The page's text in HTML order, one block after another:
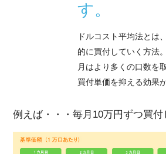
す。
ドルコスト平均法とは
的に買付していく方法
月はより多くの口数を
買付単価を抑える効果
例えば・・・毎月10万円ずつ買付